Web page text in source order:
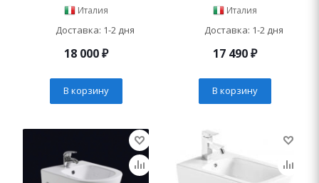
Италия
Доставка: 1-2 дня
18 000₽
В корзину
Италия
Доставка: 1-2 дня
17 490₽
В корзину